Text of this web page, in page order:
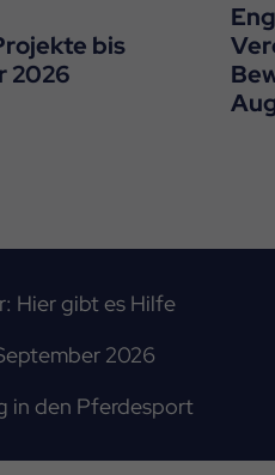
bis
2026
Hier gibt es Hilfe
2026
in den Pferdesport